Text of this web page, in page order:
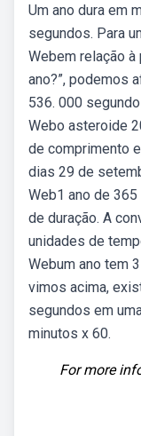
Um ano dura em
segundos. Para
Webem relação à
ano?”, podemos
536. 000
Webo asteroide
de comprimento
dias 29 de
Web1 ano de
de duração. A
unidades de
Webum ano tem
vimos acima,
segundos em
minutos x 60.
For more